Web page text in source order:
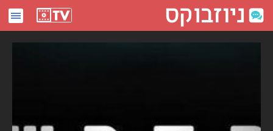
המדרשה עונה 1 פרק 3 לצפייה ישירה - ניוזבוקס